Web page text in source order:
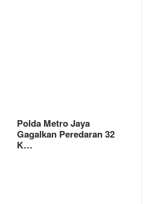
Polda Metro Jaya
Gagalkan Peredaran 32
K…